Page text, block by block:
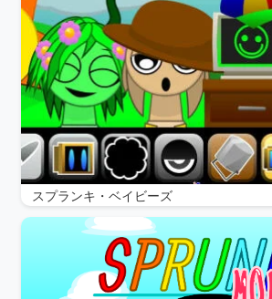
スプランキ・ベイビーズ